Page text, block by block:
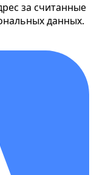
за считанные
данных.